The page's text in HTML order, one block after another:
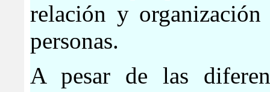
relación y organización
personas.
A pesar de las